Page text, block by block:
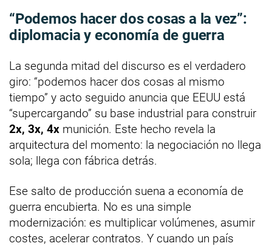
“Podemos hacer dos cosas a la vez”:
diplomacia y economía de guerra
La segunda mitad del discurso es el verdadero
giro: “podemos hacer dos cosas al mismo
tiempo” y acto seguido anuncia que EEUU está
“supercargando” su base industrial para construir
2x, 3x, 4x munición. Este hecho revela la
arquitectura del momento: la negociación no llega
sola; llega con fábrica detrás.
Ese salto de producción suena a economía de
guerra encubierta. No es una simple
modernización: es multiplicar volúmenes, asumir
costes, acelerar contratos. Y cuando un país